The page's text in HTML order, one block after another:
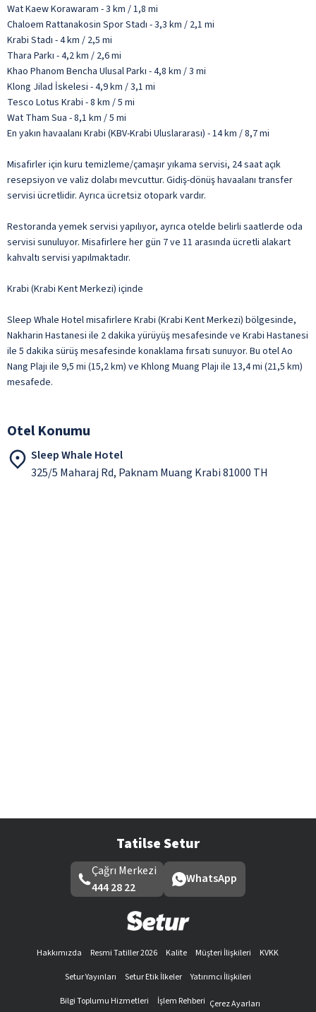
Wat Kaew Korawaram - 3 km / 1,8 mi
Chaloem Rattanakosin Spor Stadı - 3,3 km / 2,1 mi
Krabi Stadı - 4 km / 2,5 mi
Thara Parkı - 4,2 km / 2,6 mi
Khao Phanom Bencha Ulusal Parkı - 4,8 km / 3 mi
Klong Jilad İskelesi - 4,9 km / 3,1 mi
Tesco Lotus Krabi - 8 km / 5 mi
Wat Tham Sua - 8,1 km / 5 mi
En yakın havaalanı Krabi (KBV-Krabi Uluslararası) - 14 km / 8,7 mi
Misafirler için kuru temizleme/çamaşır yıkama servisi, 24 saat açık
resepsiyon ve valiz dolabı mevcuttur. Gidiş-dönüş havaalanı transfer
servisi ücretlidir. Ayrıca ücretsiz otopark vardır.
Restoranda yemek servisi yapılıyor, ayrıca otelde belirli saatlerde oda
servisi sunuluyor. Misafirlere her gün 7 ve 11 arasında ücretli alakart
kahvaltı servisi yapılmaktadır.
Krabi (Krabi Kent Merkezi) içinde
Sleep Whale Hotel misafirlere Krabi (Krabi Kent Merkezi) bölgesinde,
Nakharin Hastanesi ile 2 dakika yürüyüş mesafesinde ve Krabi Hastanesi
ile 5 dakika sürüş mesafesinde konaklama fırsatı sunuyor. Bu otel Ao
Nang Plajı ile 9,5 mi (15,2 km) ve Khlong Muang Plajı ile 13,4 mi (21,5 km)
mesafede.
Otel Konumu
Sleep Whale Hotel
325/5 Maharaj Rd, Paknam Muang Krabi 81000 TH
Tatilse Setur
Çağrı Merkezi
444 28 22
WhatsApp
Hakkımızda Resmi Tatiller 2026 Kalite Müşteri İlişkileri
KVKK
Setur Yayınları
Setur Etik İlkeler
Yatırımcı İlişkileri
Bilgi Toplumu Hizmetleri
İşlem Rehberi Çerez Ayarları